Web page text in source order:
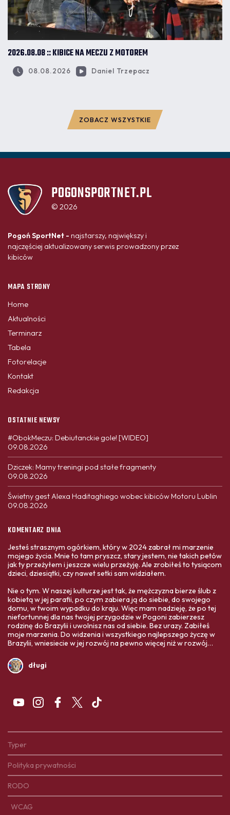
2026.08.08 :: KIBICE NA MECZU Z MOTOREM
08.08.2026 Daniel Trzepacz
ZOBACZ WSZYSTKIE
POGONSPORTNET.PL
© 2026
Pogoń SportNet - najstarszy, największy i
najczęściej aktualizowany serwis prowadzony przez
kibiców
MAPA STRONY
Home
Aktualności
Terminarz
Tabela
Fotorelacje
Kontakt
Redakcja
OSTATNIE NEWSY
#ObokMeczu: Debiutanckie gole! [WIDEO]
09.08.2026
Dziczek: Mamy treningi pod stałe fragmenty
09.08.2026
Świetny gest Alexa Haditaghiego wobec kibiców Motoru Lublin
09.08.2026
KOMENTARZ DNIA
Jesteś strasznym ogórkiem, który w 2024 zabrał mi marzenie
mojego życia. Mnie to tam pryszcz, stary jestem, nie takich petów
jak ty przeżyłem i jeszcze wielu przeżyję. Ale zrobiłeś to tysiącom
dzieci, dziesiątki, czy nawet setki sam widziałem.
Nie o tym. W naszej kulturze jest tak, że mężczyzna bierze ślub z
kobietą w jej parafii, po czym zabiera ją do siebie, do swojego
domu, w twoim wypadku do kraju. Więc mam nadzieję, że po tej
niefortunnej dla nas twojej przygodzie w Pogoni zabierzesz
rodzinę do Brazylii i uwolnisz nas od siebie. Bez urazy. Zabiłeś
moje marzenia. Do widzenia i wszystkiego najlepszego życzę w
Brazylii, wniesiecie w jej rozwój na pewno więcej niż w rozwój
długi
Typer
Polityka prywatności
RODO
WCAG